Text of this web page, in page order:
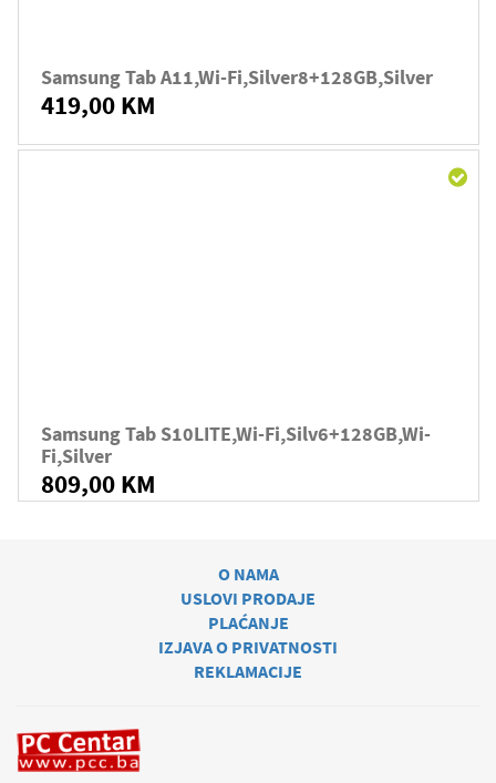
Samsung Tab A11,Wi-Fi,Silver8+128GB,Silver
419,00 KM
Samsung Tab S10LITE,Wi-Fi,Silv6+128GB,Wi-
Fi,Silver
809,00 KM
O NAMA
USLOVI PRODAJE
PLAĆANJE
IZJAVA O PRIVATNOSTI
REKLAMACIJE